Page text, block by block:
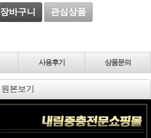
장바구니 관심상품
사용후기 상품문의
원본보기